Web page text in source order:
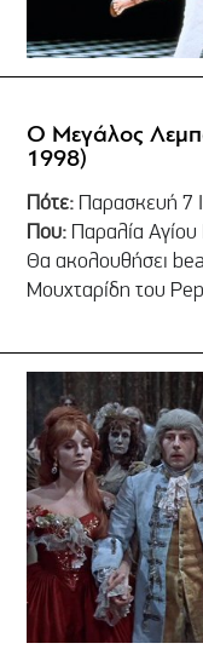
Ο Μεγάλος
1998)
Πότε: Παρασκευή 7
Που: Παραλία
Θα ακολουθήσει
Μουχταρίδη του